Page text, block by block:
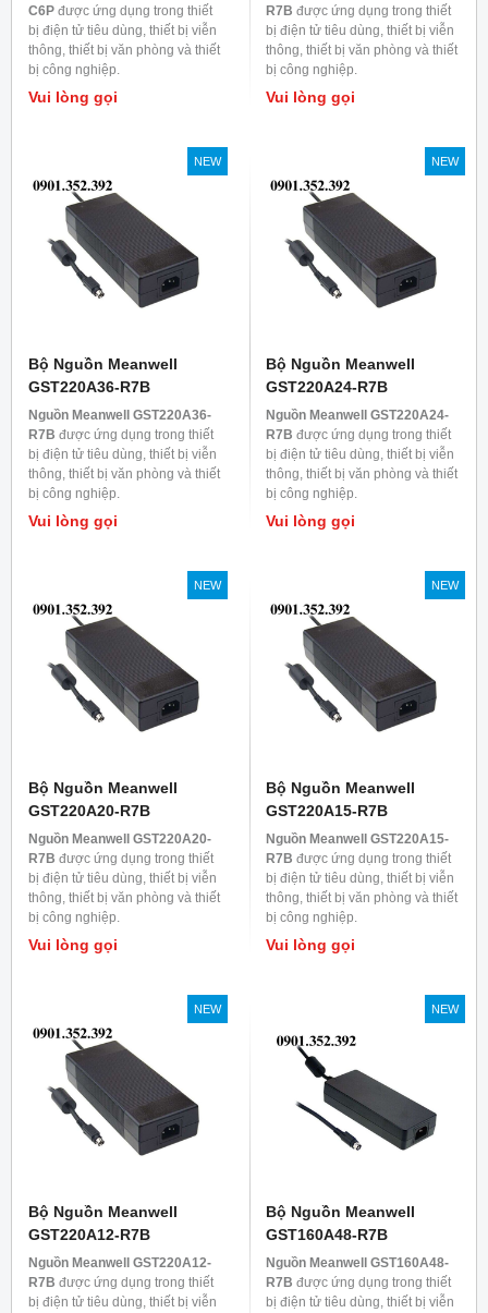
C6P được ứng dụng trong thiết
bị điện tử tiêu dùng, thiết bị viễn
thông, thiết bị văn phòng và thiết
bị công nghiệp.
Vui lòng gọi
R7B được ứng dụng trong thiết
bị điện tử tiêu dùng, thiết bị viễn
thông, thiết bị văn phòng và thiết
bị công nghiệp.
Vui lòng gọi
NEW
Bộ Nguồn Meanwell
GST220A36-R7B
Nguồn Meanwell GST220A36-
R7B được ứng dụng trong thiết
bị điện tử tiêu dùng, thiết bị viễn
thông, thiết bị văn phòng và thiết
bị công nghiệp.
Vui lòng gọi
NEW
Bộ Nguồn Meanwell
GST220A24-R7B
Nguồn Meanwell GST220A24-
R7B được ứng dụng trong thiết
bị điện tử tiêu dùng, thiết bị viễn
thông, thiết bị văn phòng và thiết
bị công nghiệp.
Vui lòng gọi
NEW
Bộ Nguồn Meanwell
GST220A20-R7B
Nguồn Meanwell GST220A20-
R7B được ứng dụng trong thiết
bị điện tử tiêu dùng, thiết bị viễn
thông, thiết bị văn phòng và thiết
bị công nghiệp.
Vui lòng gọi
NEW
Bộ Nguồn Meanwell
GST220A15-R7B
Nguồn Meanwell GST220A15-
R7B được ứng dụng trong thiết
bị điện tử tiêu dùng, thiết bị viễn
thông, thiết bị văn phòng và thiết
bị công nghiệp.
Vui lòng gọi
NEW
Bộ Nguồn Meanwell
GST220A12-R7B
Nguồn Meanwell GST220A12-
R7B được ứng dụng trong thiết
bị điện tử tiêu dùng, thiết bị viễn
NEW
Bộ Nguồn Meanwell
GST160A48-R7B
Nguồn Meanwell GST160A48-
R7B được ứng dụng trong thiết
bị điện tử tiêu dùng, thiết bị viễn